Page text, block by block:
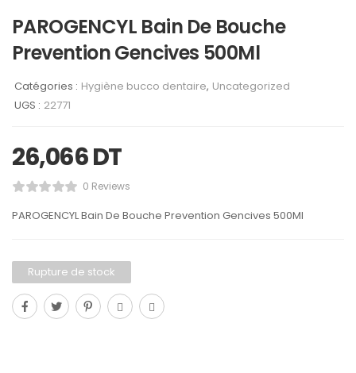
PAROGENCYL Bain De Bouche
Prevention Gencives 500Ml
Catégories : Hygiène bucco dentaire, Uncategorized
UGS : 22771
26,066DT
0 Reviews
PAROGENCYL Bain De Bouche Prevention Gencives 500Ml
Rupture de stock